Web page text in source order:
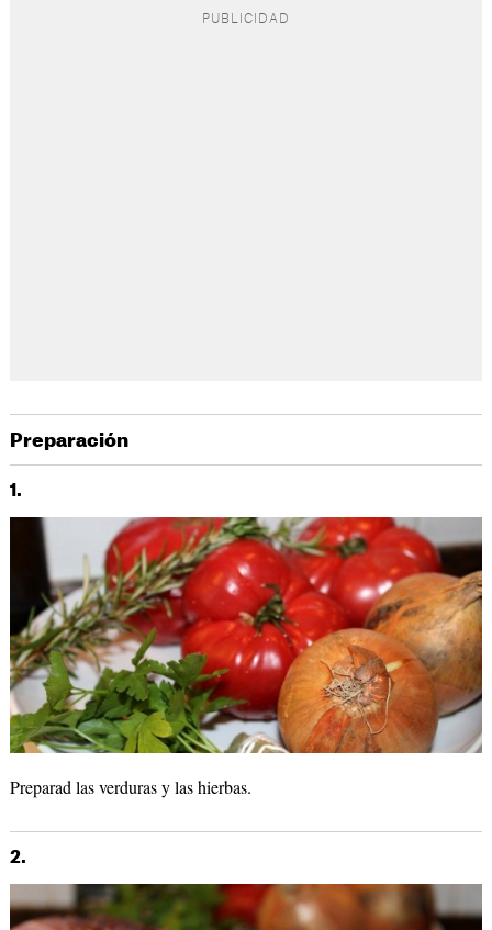
Preparación
1.
Preparad las verduras y las hierbas.
2.